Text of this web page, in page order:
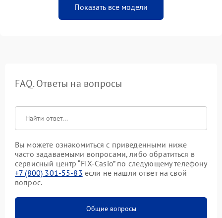
Показать все модели
FAQ. Ответы на вопросы
Вы можете ознакомиться с приведенными ниже
часто задаваемыми вопросами, либо обратиться в
сервисный центр “FIX-Casio” по следующему телефону
+7 (800) 301-55-83 если не нашли ответ на свой
вопрос.
Общие вопросы